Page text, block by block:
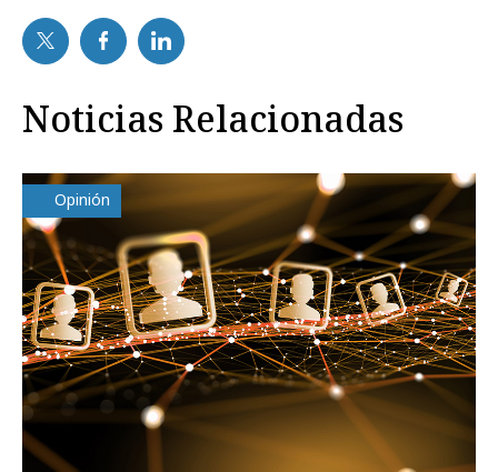
Noticias Relacionadas
Opinión